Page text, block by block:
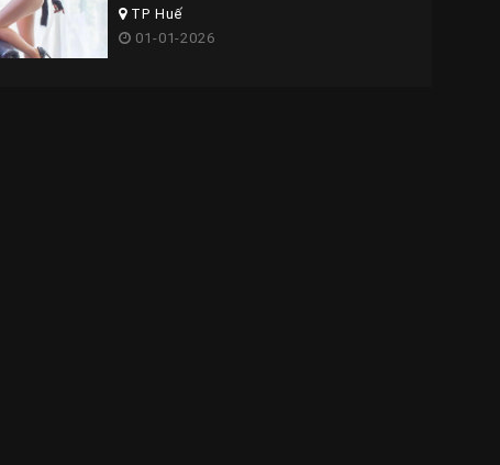
TP Huế
01-01-2026